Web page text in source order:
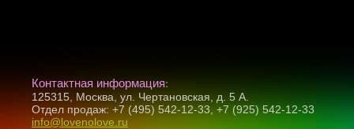
Контактная информация:
125315, Москва, ул. Чертановская, д. 5 А.
Отдел продаж: +7 (495) 542-12-33, +7 (925) 542-12-33
info@lovenolove.ru